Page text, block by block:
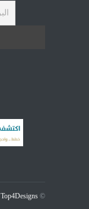
© Copyright
Top4Designs